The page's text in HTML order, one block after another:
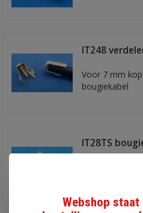
IT248
Voor 7 mm
bougiekabel
IT28TS
recht
Webshop staat